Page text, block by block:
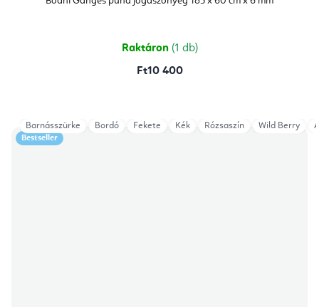
értékelése
csillag.
Raktáron (1 db)
Ft10 400
Bestseller
Barnásszürke Bordó Fekete Kék Rózsaszín Wild Berry